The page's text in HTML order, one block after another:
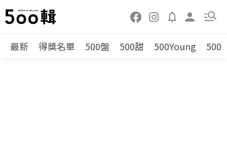
最新 得獎名單 500盤 500甜 500Young 500